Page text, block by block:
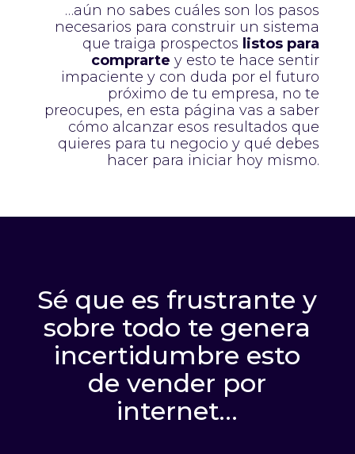
…aún no sabes cuáles son los pasos
necesarios para construir un sistema
que traiga prospectos listos para
comprarte y esto te hace sentir
impaciente y con duda por el futuro
próximo de tu empresa, no te
preocupes, en esta página vas a saber
cómo alcanzar esos resultados que
quieres para tu negocio y qué debes
hacer para iniciar hoy mismo.
Sé que es frustrante y
sobre todo te genera
incertidumbre esto
de vender por
internet…